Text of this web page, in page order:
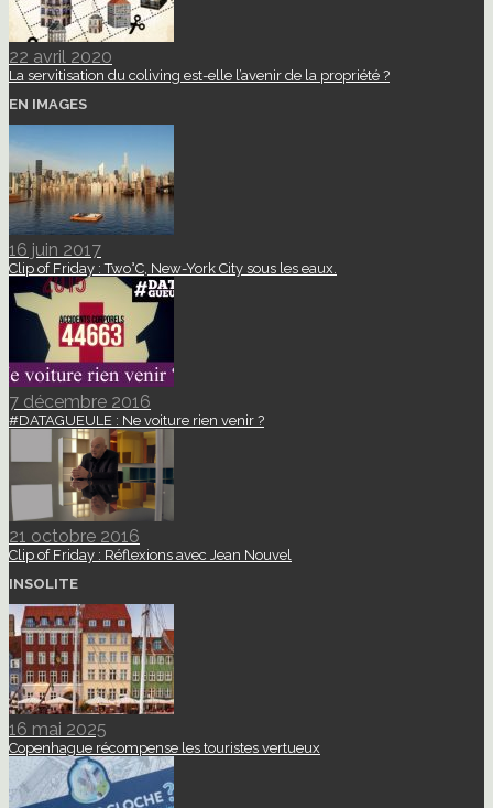
22 avril 2020
La servitisation du coliving est-elle l’avenir de la propriété ?
EN IMAGES
16 juin 2017
Clip of Friday : Two°C, New-York City sous les eaux.
7 décembre 2016
#DATAGUEULE : Ne voiture rien venir ?
21 octobre 2016
Clip of Friday : Réflexions avec Jean Nouvel
INSOLITE
16 mai 2025
Copenhague récompense les touristes vertueux